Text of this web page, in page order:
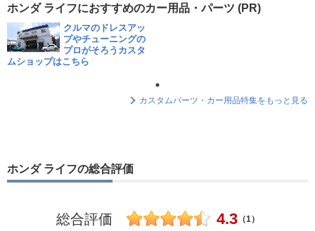
ホンダ ライフにおすすめのカー用品・パーツ (PR)
クルマのドレスアッ
プやチューニングの
プロがそろうカスタ
ムショップはこちら
カスタムパーツ・カー用品特集をもっと見る
ホンダ ライフの総合評価
総合評価 4.3（1）